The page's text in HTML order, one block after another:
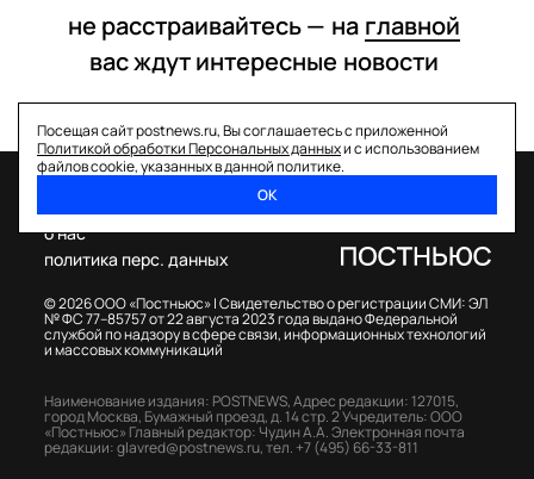
не расстраивайтесь — на главной
вас ждут интересные новости
Посещая сайт postnews.ru, Вы соглашаетесь с приложенной
Политикой обработки Персональных данныхи с использованием
файлов cookie, указанных в данной политике.
ОК
© 2026 ООО «Постньюс» |Свидетельство о регистрации СМИ: ЭЛ
№ ФС 77–85757 от 22 августа 2023 года выдано Федеральной
службой по надзору в сфере связи, информационных технологий
и массовых коммуникаций
о нас
политика перс. данных
Наименование издания: POSTNEWS,Адрес редакции: 127015,
город Москва, Бумажный проезд, д. 14 стр. 2Учредитель: ООО
«Постньюс» Главный редактор: Чудин А.А.Электронная почта
редакции:glavred@postnews.ru,тел. +7 (495) 66-33-811